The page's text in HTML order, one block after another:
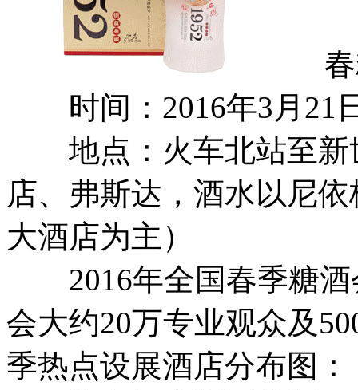
春
时间：2016年3月21
地点：火车北站至新
店、弗斯达，酒水以尼
大酒店为主）
2016年全国春季糖酒
会大约20万专业观众及
季热点设展酒店分布图：